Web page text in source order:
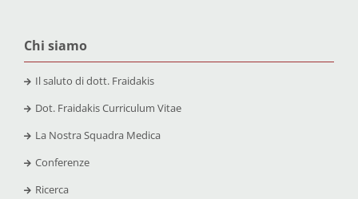
Chi siamo
Il saluto di dott. Fraidakis
Dot. Fraidakis Curriculum Vitae
La Nostra Squadra Medica
Conferenze
Ricerca